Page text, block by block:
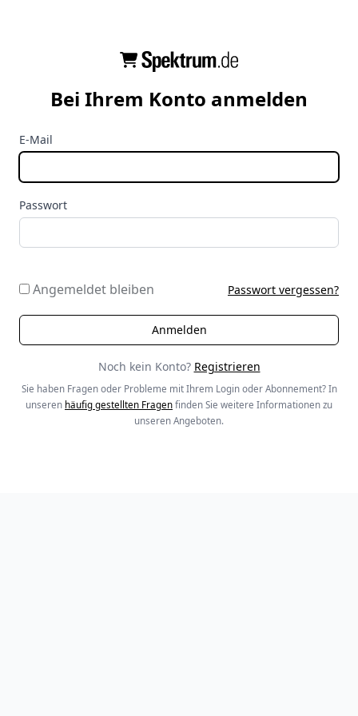
Bei Ihrem Konto anmelden
E-Mail
Passwort
Angemeldet bleiben Passwort vergessen?
Noch kein Konto? Registrieren
Sie haben Fragen oder Probleme mit Ihrem Login oder Abonnement? In
unseren häufig gestellten Fragen finden Sie weitere Informationen zu
unseren Angeboten.